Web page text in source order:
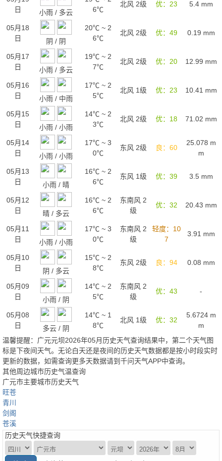
日
小雨 / 多云
6℃
北风 2级 优：23 5.4 mm
05月18
日
阴 / 阴
20℃ ~ 2
6℃
北风 2级 优：49 0.19 mm
05月17
日
小雨 / 多云
19℃ ~ 2
7℃
北风 2级 优：20 12.99 mm
05月16
日
小雨 / 中雨
17℃ ~ 2
5℃
北风 1级 优：23 10.41 mm
05月15
日
小雨 / 小雨
14℃ ~ 2
3℃
北风 2级 优：18 71.02 mm
05月14
日
小雨 / 小雨
17℃ ~ 3
0℃
东风 2级 良：60
25.078 m
m
05月13
日
小雨 / 晴
16℃ ~ 2
6℃
东风 1级 优：39 3.5 mm
05月12
日
晴 / 多云
16℃ ~ 2
6℃
东南风 2
级
优：32 20.43 mm
05月11
日
小雨 / 小雨
17℃ ~ 3
0℃
东南风 2
级
轻度：10
7
3.91 mm
05月10
日
阴 / 多云
15℃ ~ 2
8℃
东风 2级 良：94 0.08 mm
05月09
日
小雨 / 阴
14℃ ~ 2
5℃
东南风 2
级
优：43 -
05月08
日
多云 / 阴
14℃ ~ 1
8℃
北风 1级 优：32
5.6724 m
m
温馨提醒：广元元坝2026年05月历史天气查询结果中，第二个天气图
标是下夜间天气。无论白天还是夜间的历史天气数据都是按小时段实时
更新的数据，如需查询更多天数据请到千问天气APP中查询。
其他周边城市历史气温查询
广元市主要城市历史天气
旺苍
青川
剑阁
苍溪
历史天气快捷查询